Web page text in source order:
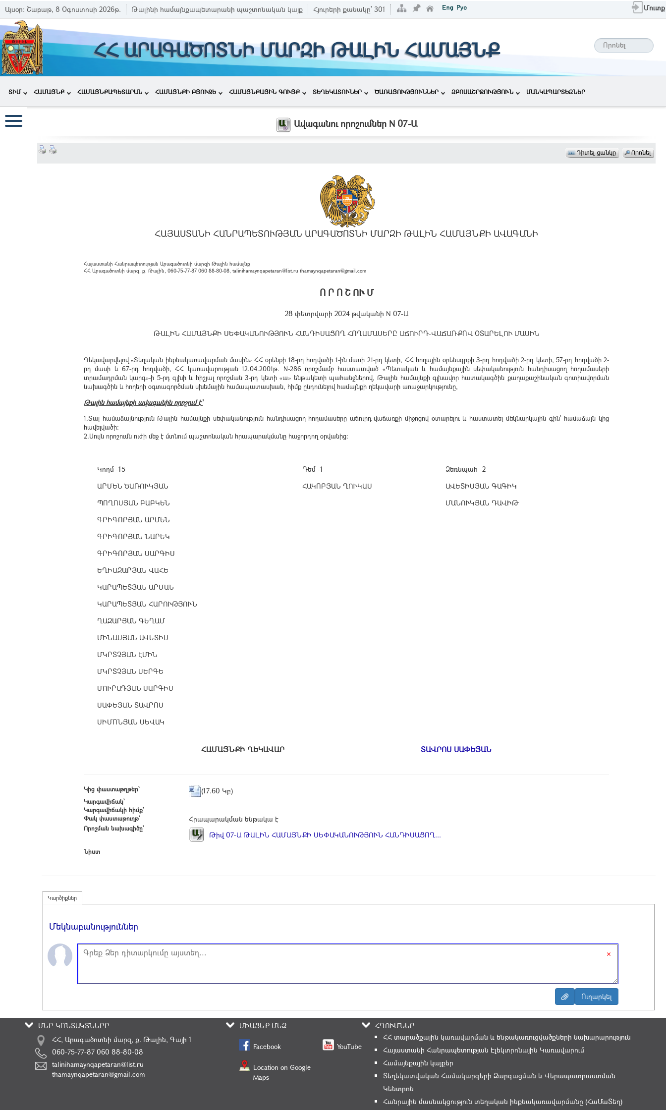
Այսօր: Շաբաթ, 8 Օգոստոսի 2026թ. Թալինի համայնքապետարանի պաշտոնական կայք Հյուրերի քանակը՝ 301 Մուտք
ՀՀ ԱՐԱԳԱԾՈՏՆԻ ՄԱՐԶԻ ԹԱԼԻՆ ՀԱՄԱՅՆՔ
ՏԻՄ ՀԱՄԱՅՆՔ ՀԱՄԱՅՆՔԱՊԵՏԱՐԱՆ ՀԱՄԱՅՆՔԻ ԲՅՈՒՋԵ ՀԱՄԱՅՆՔԱՅԻՆ ԳՈՒՅՔ ՏԵՂԵԿԱՏՈՒՆԵՐ ԾԱՌԱՅՈՒԹՅՈՒՆՆԵՐ ԶԲՈՍԱՇՐՋՈՒԹՅՈՒՆ ՄԱՆԿԱՊԱՐՏԵԶՆԵՐ
Ավագանու որոշումներ N 07-Ա
ՀԱՅԱՍՏԱՆԻ ՀԱՆՐԱՊԵՏՈՒԹՅԱՆ ԱՐԱԳԱԾՈՏՆԻ ՄԱՐԶԻ ԹԱԼԻՆ ՀԱՄԱՅՆՔԻ ԱՎԱԳԱՆԻ
Հայաստանի Հանրապետության Արագածոտնի մարզի Թալին համայնք
ՀՀ Արագածոտնի մարզ, ք. Թալին, 060-75-77-87 060 88-80-08, talinihamaynqapetaran@list.ru thamaynqapetaran@gmail.com
Ո Ր Ո Շ ՈՒ Մ
28 փետրվարի 2024 թվականի N 07-Ա
ԹԱԼԻՆ ՀԱՄԱՅՆՔԻ ՍԵՓԱԿԱՆՈՒԹՅՈՒՆ ՀԱՆԴԻՍԱՑՈՂ ՀՈՂԱՄԱՍԵՐԸ ԱՃՈՒՐԴ-ՎԱՃԱՌՔՈՎ ՕՏԱՐԵԼՈՒ ՄԱՍԻՆ
Ղեկավարվելով «Տեղական ինքնակառավարման մասին» ՀՀ օրենքի 18-րդ հոդվածի 1-ին մասի 21-րդ կետի, ՀՀ հողային օրենսգրքի 3-րդ հոդվածի 2-րդ կետի, 57-րդ հոդվածի 2-
րդ մասի և 67-րդ հոդվածի, ՀՀ կառավարության 12.04.2001թ. N-286 որոշմամբ հաստատված «Պետական և համայնքային սեփականություն հանդիսացող հողամասերի
տրամադրման կարգ»-ի 5-րդ գլխի և հիշյալ որոշման 3-րդ կետի «ա» ենթակետի պահանջներով, Թալին համայնքի գլխավոր հատակագծին քաղաքաշինական գոտիավորման
նախագծին և հողերի օգտագործման սխեմային համապատասխան, հիմք ընդունելով համայնքի ղեկավարի առաջարկությունը,
Թալին համայնքի ավագանին որոշում է՝
1.Տալ համաձայնություն Թալին համայնքի սեփականություն հանդիսացող հողամասերը աճուրդ-վաճառքի միջոցով օտարելու և հաստատել մեկնարկային գին՝ համաձայն կից
հավելվածի:
2.Սույն որոշումն ուժի մեջ է մտնում պաշտոնական հրապարակմանը հաջորդող օրվանից:
Կողմ -15
ԱՐՄԵՆ ԾԱՌՈՒԿՅԱՆ
ՊՈՂՈՍՅԱՆ ԲԱԲԿԵՆ
ԳՐԻԳՈՐՅԱՆ ԱՐՄԵՆ
ԳՐԻԳՈՐՅԱՆ ՆԱՐԵԿ
ԳՐԻԳՈՐՅԱՆ ՍԱՐԳԻՍ
ԵՂԻԱԶԱՐՅԱՆ ՎԱՀԵ
ԿԱՐԱՊԵՏՅԱՆ ԱՐՄԱՆ
ԿԱՐԱՊԵՏՅԱՆ ՀԱՐՈՒԹՅՈՒՆ
ՂԱԶԱՐՅԱՆ ԳԵՂԱՄ
ՄԻՆԱՍՅԱՆ ԱՎԵՏԻՍ
ՄԿՐՏՉՅԱՆ ԷՄԻՆ
ՄԿՐՏՉՅԱՆ ՍԵՐԳԵ
ՄՈՒՐԱԴՅԱՆ ՍԱՐԳԻՍ
ՍԱՓԵՅԱՆ ՏԱՎՐՈՍ
ՍԻՄՈՆՅԱՆ ՍԵՎԱԿ
Դեմ -1
ՀԱԿՈԲՅԱՆ ՂՈՒԿԱՍ
Ձեռնպահ -2
ԱՎԵՏԻՍՅԱՆ ԳԱԳԻԿ
ՄԱՆՈՒԿՅԱՆ ԴԱՎԻԹ
ՀԱՄԱՅՆՔԻ ՂԵԿԱՎԱՐ ՏԱՎՐՈՍ ՍԱՓԵՅԱՆ
Կից փաստաթղթեր՝ (17.60 Կբ)
Կարգավիճակ՝
Կարգավիճակի հիմք՝
Փակ փաստաթուղթ՝
Հրապարակման ենթակա է
Որոշման նախագիծը՝
Թիվ 07-Ա ԹԱԼԻՆ ՀԱՄԱՅՆՔԻ ՍԵՓԱԿԱՆՈՒԹՅՈՒՆ ՀԱՆԴԻՍԱՑՈՂ...
Նիստ
Կարծիքներ
Մեկնաբանություններ
×
ՄԵՐ ԿՈՆՏԱԿՏՆԵՐԸ ՄԻԱՑԵՔ ՄԵԶ
ՀՂՈՒՄՆԵՐ
ՀՀ, Արագածոտնի մարզ, ք. Թալին, Գայի 1
060-75-77-87 060 88-80-08
talinihamaynqapetaran@list.ru
thamaynqapetaran@gmail.com
Facebook
Location on Google
Maps
YouTube
ՀՀ տարածքային կառավարման և ենթակառուցվածքների նախարարություն
Հայաստանի Հանրապետության Էլեկտրոնային Կառավարում
Համայնքային կայքեր
Տեղեկատվական Համակարգերի Զարգացման և Վերապատրաստման
Կենտրոն
Հանրային մասնակցություն տեղական ինքնակառավարմանը (ՀաՄաՏեղ)